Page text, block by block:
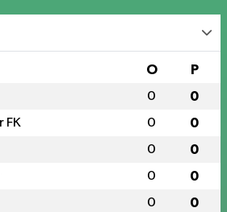
O P
0 0
FK 0 0
0 0
0 0
0 0